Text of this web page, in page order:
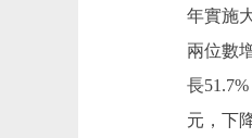
年實施
兩位數
長
元，下